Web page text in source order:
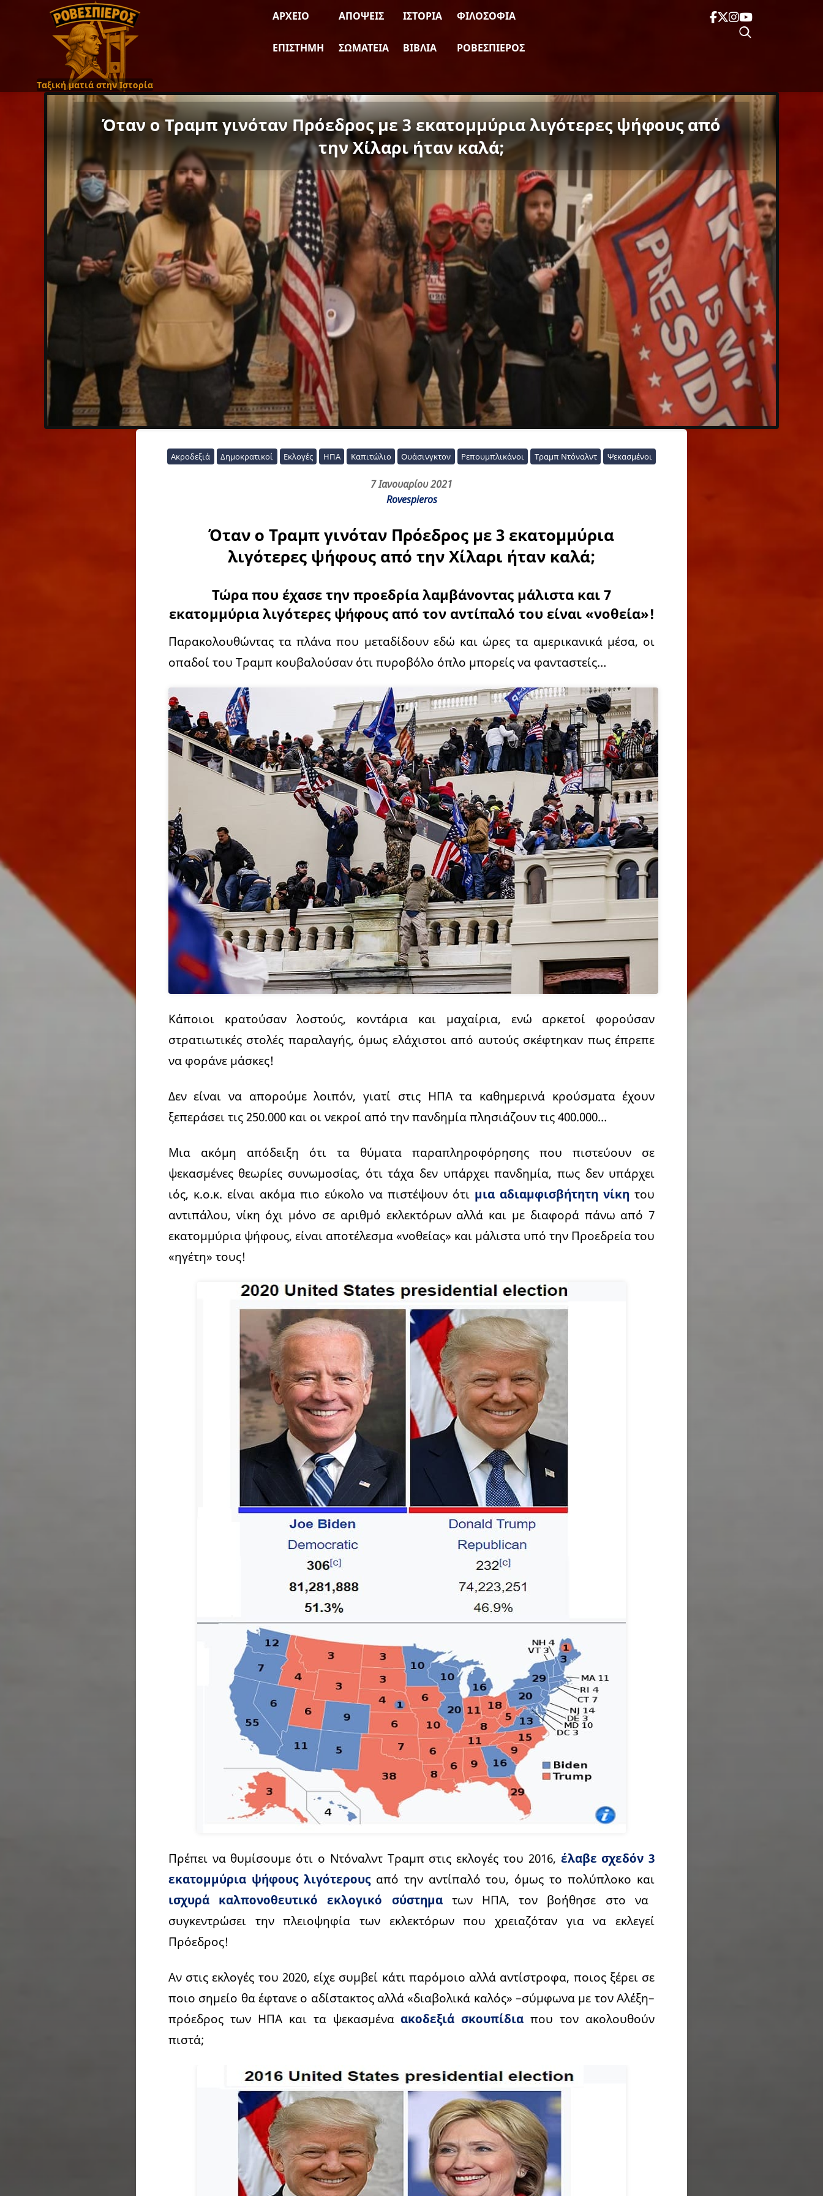
Ταξική ματιά στην Ιστορία
ΑΡΧΕΊΟ ΑΠΌΨΕΙΣ ΙΣΤΟΡΊΑ ΦΙΛΟΣΟΦΊΑ
ΕΠΙΣΤΉΜΗ ΣΩΜΑΤΕΊΑ ΒΙΒΛΊΑ ΡΟΒΕΣΠΙΈΡΟΣ
Όταν ο Τραμπ γινόταν Πρόεδρος με 3 εκατομμύρια λιγότερες ψήφους από
την Χίλαρι ήταν καλά;
Ακροδεξιά Δημοκρατικοί Εκλογές ΗΠΑ Καπιτώλιο Ουάσινγκτον Ρεπουμπλικάνοι Τραμπ Ντόναλντ Ψεκασμένοι
7 Ιανουαρίου 2021
Rovespieros
Όταν ο Τραμπ γινόταν Πρόεδρος με 3 εκατομμύρια
λιγότερες ψήφους από την Χίλαρι ήταν καλά;
Τώρα που έχασε την προεδρία λαμβάνοντας μάλιστα και 7
εκατομμύρια λιγότερες ψήφους από τον αντίπαλό του είναι «νοθεία»!
Παρακολουθώντας τα πλάνα που μεταδίδουν εδώ και ώρες τα αμερικανικά μέσα, οι
οπαδοί του Τραμπ κουβαλούσαν ότι πυροβόλο όπλο μπορείς να φανταστείς…
Κάποιοι κρατούσαν λοστούς, κοντάρια και μαχαίρια, ενώ αρκετοί φορούσαν
στρατιωτικές στολές παραλαγής, όμως ελάχιστοι από αυτούς σκέφτηκαν πως έπρεπε
να φοράνε μάσκες!
Δεν είναι να απορούμε λοιπόν, γιατί στις ΗΠΑ τα καθημερινά κρούσματα έχουν
ξεπεράσει τις 250.000 και οι νεκροί από την πανδημία πλησιάζουν τις 400.000…
Μια ακόμη απόδειξη ότι τα θύματα παραπληροφόρησης που πιστεύουν σε
ψεκασμένες θεωρίες συνωμοσίας, ότι τάχα δεν υπάρχει πανδημία, πως δεν υπάρχει
ιός, κ.ο.κ. είναι ακόμα πιο εύκολο να πιστέψουν ότι μια αδιαμφισβήτητη νίκη του
αντιπάλου, νίκη όχι μόνο σε αριθμό εκλεκτόρων αλλά και με διαφορά πάνω από 7
εκατομμύρια ψήφους, είναι αποτέλεσμα «νοθείας» και μάλιστα υπό την Προεδρεία του
«ηγέτη» τους!
Πρέπει να θυμίσουμε ότι ο Ντόναλντ Τραμπ στις εκλογές του 2016, έλαβε σχεδόν 3
εκατομμύρια ψήφους λιγότερους από την αντίπαλό του, όμως το πολύπλοκο και
ισχυρά καλπονοθευτικό εκλογικό σύστηματων ΗΠΑ, τον βοήθησε στο να
συγκεντρώσει την πλειοψηφία των εκλεκτόρων που χρειαζόταν για να εκλεγεί
Πρόεδρος!
Αν στις εκλογές του 2020, είχε συμβεί κάτι παρόμοιο αλλά αντίστροφα, ποιος ξέρει σε
ποιο σημείο θα έφτανε ο αδίστακτος αλλά «διαβολικά καλός» –σύμφωνα με τον Αλέξη–
πρόεδρος των ΗΠΑ και τα ψεκασμέναακοδεξιά σκουπίδια που τον ακολουθούν
πιστά;